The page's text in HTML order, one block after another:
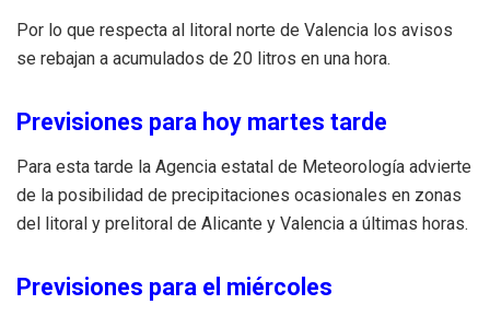
Por lo que respecta al litoral norte de Valencia los avisos
se rebajan a acumulados de 20 litros en una hora.
Previsiones para hoy martes tarde
Para esta tarde la Agencia estatal de Meteorología advierte
de la posibilidad de precipitaciones ocasionales en zonas
del litoral y prelitoral de Alicante y Valencia a últimas horas.
Previsiones para el miércoles